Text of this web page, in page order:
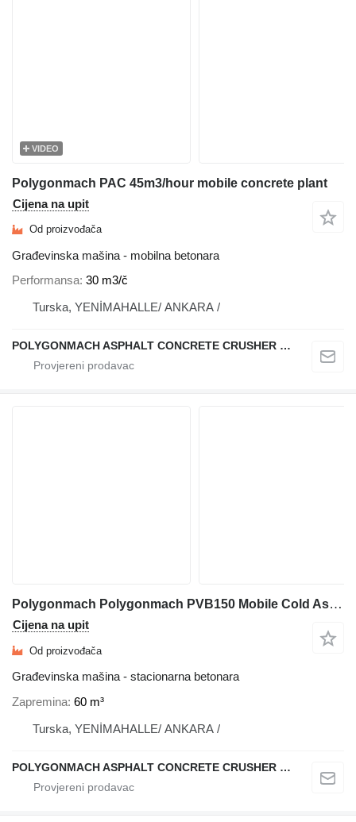
VIDEO
Polygonmach PAC 45m3/hour mobile concrete plant
Cijena na upit
Od proizvođača
Građevinska mašina - mobilna betonara
Performansa 30 m3/č
Turska, YENİMAHALLE/ ANKARA /
POLYGONMACH ASPHALT CONCRETE CRUSHER SYSTEMS
Polygonmach Polygonmach PVB150 Mobile Cold Asphalt & Emulsion Mixing
Cijena na upit
Od proizvođača
Građevinska mašina - stacionarna betonara
Zapremina 60 m³
Turska, YENİMAHALLE/ ANKARA /
POLYGONMACH ASPHALT CONCRETE CRUSHER SYSTEMS